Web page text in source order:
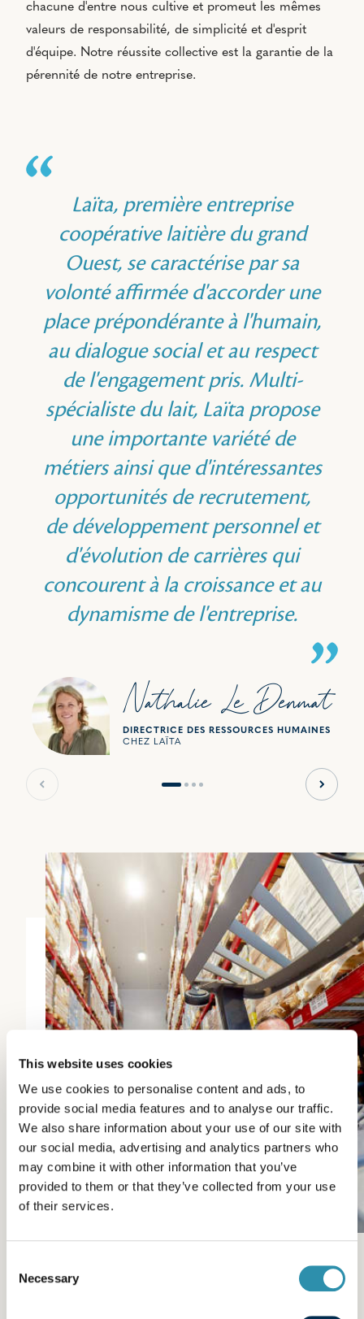
This website uses cookies
We use cookies to personalise content and ads, to
provide social media features and to analyse our traffic.
We also share information about your use of our site with
our social media, advertising and analytics partners who
may combine it with other information that you’ve
provided to them or that they’ve collected from your use
of their services.
Selection
Necessary
chacune d'entre nous cultive et promeut les mêmes
valeurs de responsabilité, de simplicité et d'esprit
d'équipe. Notre réussite collective est la garantie de la
pérennité de notre entreprise.
Laïta, première entreprise
coopérative laitière du grand
Ouest, se caractérise par sa
volonté affirmée d'accorder une
place prépondérante à l'humain,
au dialogue social et au respect
de l'engagement pris. Multi-
spécialiste du lait, Laïta propose
une importante variété de
métiers ainsi que d'intéressantes
opportunités de recrutement,
de développement personnel et
d'évolution de carrières qui
concourent à la croissance et au
dynamisme de l'entreprise.
Nathalie Le Denmat
DIRECTRICE DES RESSOURCES HUMAINES
CHEZ LAÏTA
Slide précédente Slide
La formation, un